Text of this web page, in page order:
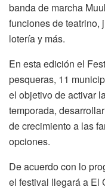
banda de marcha
funciones de teatrino,
lotería y más.
En esta edición el
pesqueras, 11
el objetivo de activar
temporada,
de crecimiento a las
opciones.
De acuerdo con lo
el festival llegará a El